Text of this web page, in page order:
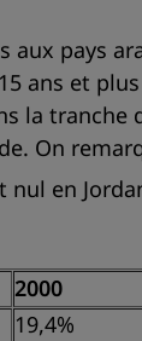
aux pays
ans et
la
On
en
2000
19,4%